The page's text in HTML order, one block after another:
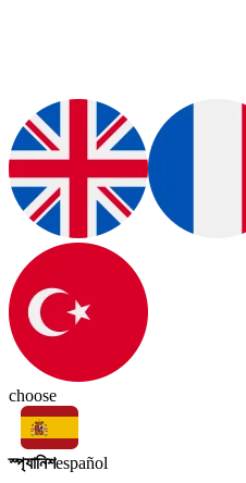
choose
স্প্যানিশespañol